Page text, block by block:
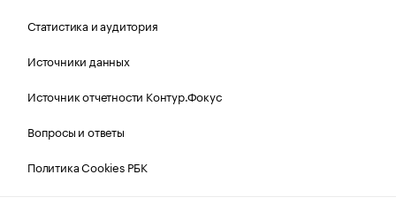
Статистика и аудитория
Источники данных
Источник отчетности Контур.Фокус
Вопросы и ответы
Политика Cookies РБК